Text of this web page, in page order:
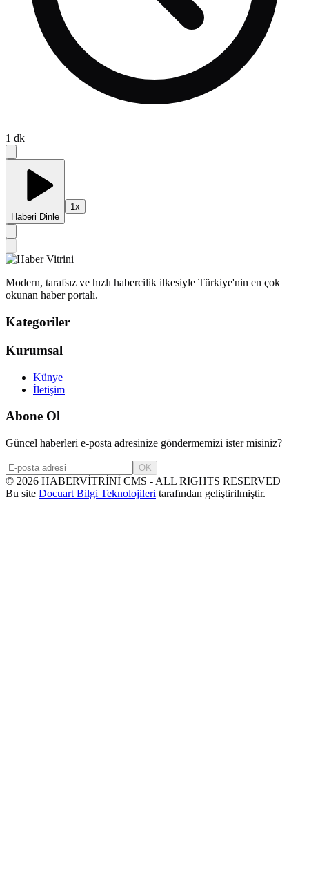
1 dk
Haberi Dinle
1x
Modern, tarafsız ve hızlı habercilik ilkesiyle Türkiye'nin en çok
okunan haber portalı.
Kategoriler
Kurumsal
Künye
İletişim
Abone Ol
Güncel haberleri e-posta adresinize göndermemizi ister misiniz?
OK
© 2026 HABERVİTRİNİ CMS - ALL RIGHTS RESERVED
Bu site Docuart Bilgi Teknolojileri tarafından geliştirilmiştir.